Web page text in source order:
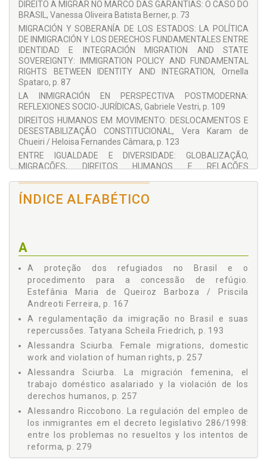
and Political Science - LSE. Advogado formado pela
Universidade Federal do Paraná - UFPR. Oficial de Proteção
do Escritório da Agência da ONU para Refugiados - ACNUR no
Brasil.
COLABORADORES
Alessandra Sciurba
Alessandro Riccobono
Andrea Sciortino
Antonio Carlos Wolkmer
Carolina Genovez Parreira
Cristiano Celone
Danilo Garrido
Estefânia Maria de Queiroz Barboza
Giuseppe Puma
Heloisa Fernandes Câmara
Javier de Lucas
Licia Siracusa
Milena Petters Melo
Ornella Spataro
Priscila Andreoti Ferreira
Roberta Teresa di Rosa
Santiago Yerga Cobos
Tatyana Scheila Friedrich
Vanessa Oliveira Batista Berner
Vera Karam de Chueiri
DIREITO A MIGRAR NO MARCO DAS GARANTIAS: O CASO DO
BRASIL, Vanessa Oliveira Batista Berner, p. 73
MIGRACIÓN Y SOBERANÍA DE LOS ESTADOS: LA POLÍTICA
DE INMIGRACIÓN Y LOS DERECHOS FUNDAMENTALES ENTRE
IDENTIDAD E INTEGRACIÓN MIGRATION AND STATE
SOVEREIGNTY: IMMIGRATION POLICY AND FUNDAMENTAL
RIGHTS BETWEEN IDENTITY AND INTEGRATION, Ornella
Spataro, p. 87
LA INMIGRACIÓN EN PERSPECTIVA POSTMODERNA:
REFLEXIONES SOCIO-JURÍDICAS, Gabriele Vestri, p. 109
DIREITOS HUMANOS EM MOVIMENTO: DESLOCAMENTOS E
DESESTABILIZAÇÃO CONSTITUCIONAL, Vera Karam de
Chueiri / Heloisa Fernandes Câmara, p. 123
ENTRE IGUALDADE E DIVERSIDADE: GLOBALIZAÇÃO,
MIGRAÇÕES, DIREITOS HUMANOS E RELAÇÕES
A PROTEÇÃO DOS REFUGIADOS NO BRASIL E O
PROCEDIMENTO PARA A CONCESSÃO DE
A REGULAMENTAÇÃO DA IMIGRAÇÃO NO BRASIL E SUAS
REPERCUSSÕES IMMIGRATION RULES IN BRAZIL AND ITS
REPERCUSSIONS, Tatyana Scheila Friedrich, p. 193
CONFLITO ARMADO INTERNO NA SÍRIA E SEU IMPACTO NO
BRASIL, Gabriel Gualano de Godoy, p. 211
VISIÓN GLOBAL DE LA INMIGRACIÓN BRASILEÑA EN ESPAÑA:
PRINCIPIOS PARA UNA POLÍTICA MIGRATORIA, Santiago
Yerga Cobos, p. 219
O VOTO DO IMIGRANTE COMO MECANISMO DE
INTEGRAÇÃO: UMA PERSPECTIVA COMPARADA DAS
REALIDADES BRASILEIRA E ESPANHOLA, Carolina Genovez
Parreira / Danilo Garrido, p. 243
LA MIGRACIÓN FEMENINA, EL TRABAJO DOMÉSTICO
ASALARIADO Y LA VIOLACIÓN DE LOS DERECHOS HUMANOS
FEMALE MIGRATIONS, DOMESTIC WORK AND VIOLATION OF
HUMAN RIGHTS, Alessandra Sciurba, p. 257
LA REGULACIÓN DEL EMPLEO DE LOS INMIGRANTES EM EL
DECRETO LEGISLATIVO 286/1998: ENTRE LOS PROBLEMAS
NO RESUELTOS Y LOS INTENTOS DE REFORMA THE
ÍNDICE ALFABÉTICO
A
A proteção dos refugiados no Brasil e o
procedimento para a concessão de refúgio.
Estefânia Maria de Queiroz Barboza / Priscila
Andreoti Ferreira, p. 167
A regulamentação da imigração no Brasil e suas
repercussões. Tatyana Scheila Friedrich, p. 193
Alessandra Sciurba. Female migrations, domestic
work and violation of human rights, p. 257
Alessandra Sciurba. La migración femenina, el
trabajo doméstico asalariado y la violación de los
derechos humanos, p. 257
Alessandro Riccobono. La regulación del empleo de
los inmigrantes em el decreto legislativo 286/1998:
entre los problemas no resueltos y los intentos de
reforma, p. 279